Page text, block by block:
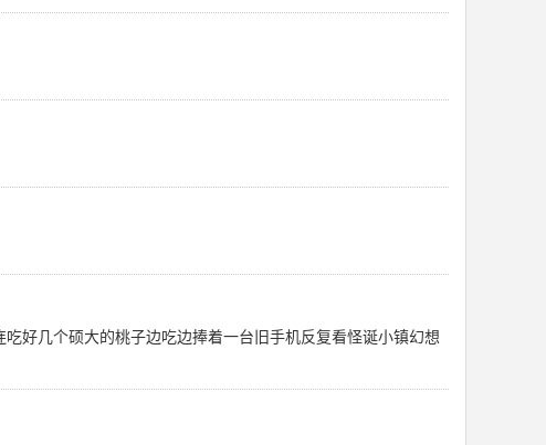
好几个硕大的桃子边吃边捧着一台旧手机反复看怪诞小镇幻想